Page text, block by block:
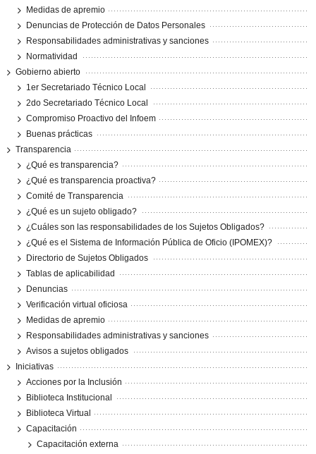
Medidas de apremio
Denuncias de Protección de Datos Personales
Responsabilidades administrativas y sanciones
Normatividad
Gobierno abierto
1er Secretariado Técnico Local
2do Secretariado Técnico Local
Compromiso Proactivo del Infoem
Buenas prácticas
Transparencia
¿Qué es transparencia?
¿Qué es transparencia proactiva?
Comité de Transparencia
¿Qué es un sujeto obligado?
¿Cuáles son las responsabilidades de los Sujetos Obligados?
¿Qué es el Sistema de Información Pública de Oficio (IPOMEX)?
Directorio de Sujetos Obligados
Tablas de aplicabilidad
Denuncias
Verificación virtual oficiosa
Medidas de apremio
Responsabilidades administrativas y sanciones
Avisos a sujetos obligados
Iniciativas
Acciones por la Inclusión
Biblioteca Institucional
Biblioteca Virtual
Capacitación
Capacitación externa